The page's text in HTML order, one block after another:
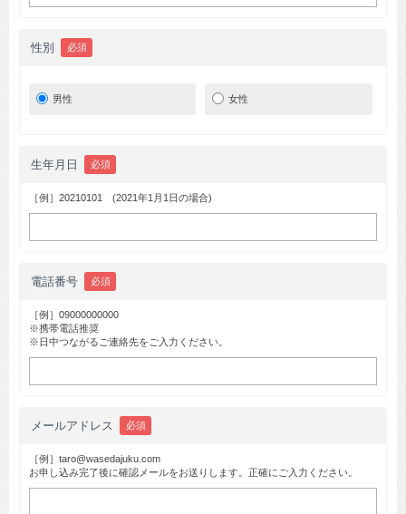
性別 必須
男性 女性
生年月日 必須
［例］20210101 (2021年1月1日の場合)
電話番号 必須
［例］09000000000
※携帯電話推奨
※日中つながるご連絡先をご入力ください。
メールアドレス 必須
［例］taro@wasedajuku.com
お申し込み完了後に確認メールをお送りします。正確にご入力ください。